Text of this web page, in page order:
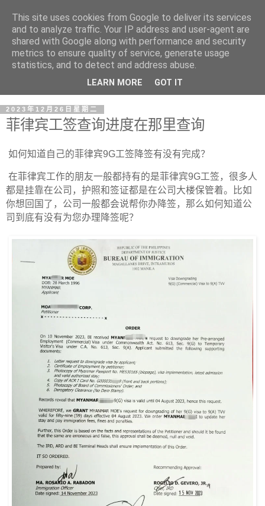
2023年12月26日星期二
菲律宾工签查询进度在那里查询
如何知道自己的菲律宾9G工签降签有没有完成？
 在菲律宾工作的朋友一般都持有的是菲律宾9G工签，很多人
都是挂靠在公司，护照和签证都是在公司大楼保管着。比如
你想回国了，公司一般都会说帮你办降签，那么如何知道公
司到底有没有为您办理降签呢？
This site uses cookies from Google to deliver its services
and to analyze traffic. Your IP address and user-agent are
shared with Google along with performance and security
metrics to ensure quality of service, generate usage
statistics, and to detect and address abuse.
LEARN MORE GOT IT